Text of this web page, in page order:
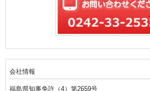
会社情報
福島県知事免許（4）第2659号